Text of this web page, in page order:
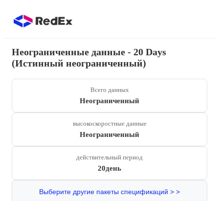
Неограниченные данные - 20 Days
(Истинный неограниченный)
Всего данных
Неограниченный
высокоскоростные данные
Неограниченный
действительный период
20день
Выберите другие пакеты спецификаций > >